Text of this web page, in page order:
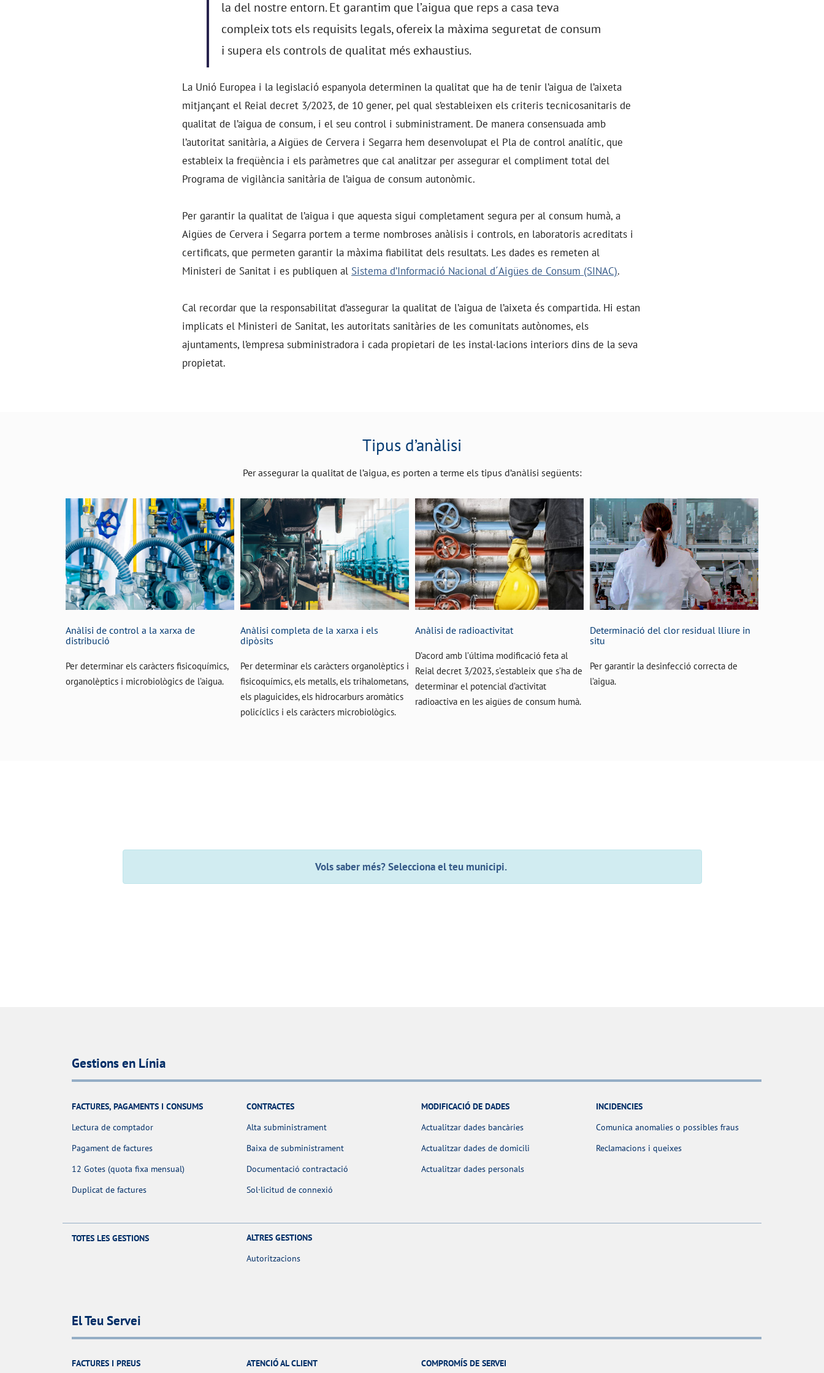
la del nostre entorn. Et garantim que l’aigua que reps a casa teva
compleix tots els requisits legals, ofereix la màxima seguretat de consum
i supera els controls de qualitat més exhaustius.
La Unió Europea i la legislació espanyola determinen la qualitat que ha de tenir l’aigua de l’aixeta
mitjançant el Reial decret 3/2023, de 10 gener, pel qual s’estableixen els criteris tecnicosanitaris de
qualitat de l’aigua de consum, i el seu control i subministrament. De manera consensuada amb
l’autoritat sanitària, a Aigües de Cervera i Segarra hem desenvolupat el Pla de control analític, que
estableix la freqüència i els paràmetres que cal analitzar per assegurar el compliment total del
Programa de vigilància sanitària de l’aigua de consum autonòmic.
Per garantir la qualitat de l’aigua i que aquesta sigui completament segura per al consum humà, a
Aigües de Cervera i Segarra portem a terme nombroses anàlisis i controls, en laboratoris acreditats i
certificats, que permeten garantir la màxima fiabilitat dels resultats. Les dades es remeten al
Ministeri de Sanitat i es publiquen al Sistema d’Informació Nacional d´Aigües de Consum (SINAC).
Cal recordar que la responsabilitat d’assegurar la qualitat de l’aigua de l’aixeta és compartida. Hi estan
implicats el Ministeri de Sanitat, les autoritats sanitàries de les comunitats autònomes, els
ajuntaments, l’empresa subministradora i cada propietari de les instal·lacions interiors dins de la seva
propietat.
Tipus d’anàlisi
Per assegurar la qualitat de l’aigua, es porten a terme els tipus d’anàlisi següents:
Anàlisi de control a la xarxa de
distribució
Per determinar els caràcters fisicoquímics,
organolèptics i microbiològics de l’aigua.
Anàlisi completa de la xarxa i els
dipòsits
Per determinar els caràcters organolèptics i
fisicoquímics, els metalls, els trihalometans,
els plaguicides, els hidrocarburs aromàtics
policíclics i els caràcters microbiològics.
Anàlisi de radioactivitat
D’acord amb l’última modificació feta al
Reial decret 3/2023, s’estableix que s’ha de
determinar el potencial d’activitat
radioactiva en les aigües de consum humà.
Determinació del clor residual lliure in
situ
Per garantir la desinfecció correcta de
l’aigua.
Vols saber més? Selecciona el teu municipi.
Gestions en Línia
FACTURES, PAGAMENTS I CONSUMS
Lectura de comptador
Pagament de factures
12 Gotes (quota fixa mensual)
Duplicat de factures
CONTRACTES
Alta subministrament
Baixa de subministrament
Documentació contractació
Sol·licitud de connexió
MODIFICACIÓ DE DADES
Actualitzar dades bancàries
Actualitzar dades de domicili
Actualitzar dades personals
INCIDENCIES
Comunica anomalies o possibles fraus
Reclamacions i queixes
TOTES LES GESTIONS
ALTRES GESTIONS
Autoritzacions
El Teu Servei
FACTURES I PREUS ATENCIÓ AL CLIENT COMPROMÍS DE SERVEI